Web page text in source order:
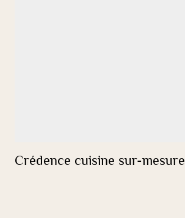
Crédence cuisine sur-mesure